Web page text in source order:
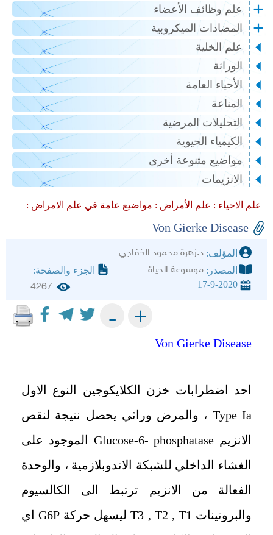
علم وظائف الأعضاء
المضادات الميكروبية
علم الخلية
الوراثة
الأحياء العامة
المناعة
التحليلات المرضية
الكيمياء الحيوية
مواضيع متنوعة أخرى
الانزيمات
علم الاحياء : علم الأمراض : مواضيع عامة في علم الامراض :
Von Gierke Disease
المؤلف: د.زهرة محمود الخفاجي
المصدر: موسوعة الحياة
الجزء والصفحة:
17-9-2020
4267
+
-
Von Gierke Disease
احد اضطرابات خزن الكلايكوجين النوع الاول
Type Ia ، والمرض وراثي يحصل نتيجة لنقص
الانزيم Glucose-6- phosphatase الموجود على
الغشاء الداخلي للشبكة الاندوبلازمية ، والوحدة
الفعالة من الانزيم ترتبط الى الكالسيوم
والبروتينات T3 , T2 , T1 ليسهل حركة G6P اي